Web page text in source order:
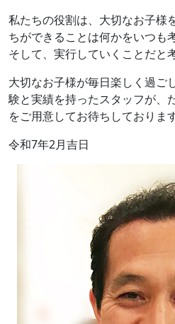
イユ工房】
2026.07.01
事業所における自己評
房】
2026.07.01
保護者等からの事業
事業所における自己評
保護者等からの事業所
私たちの役割は、大切なお子様
ちができることは何かをいつも
そして、実行していくことだと
大切なお子様が毎日楽しく過ご
験と実績を持ったスタッフが、
をご用意してお待ちしております
令和7年2月吉日